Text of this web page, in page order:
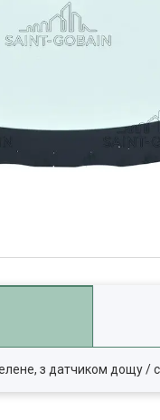
з датчиком дощу /